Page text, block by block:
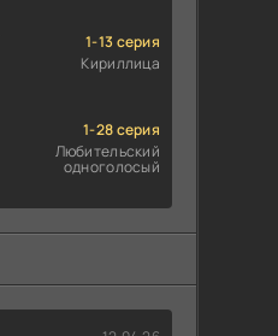
1-13 серия
Кириллица
1-28 серия
Любительский
одноголосый